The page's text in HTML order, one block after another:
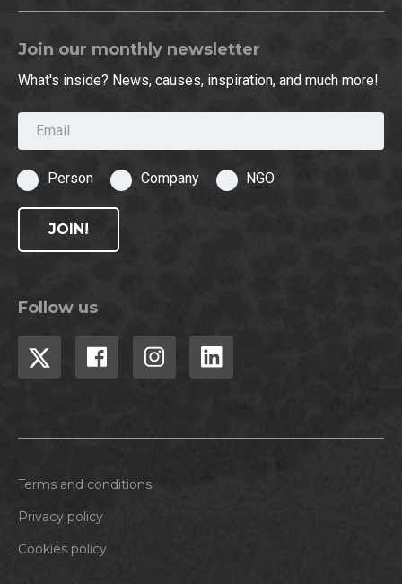
Join our monthly newsletter
What's inside? News, causes, inspiration, and much more!
Email
Person Company NGO
JOIN!
Follow us
Terms and conditions
Privacy policy
Cookies policy